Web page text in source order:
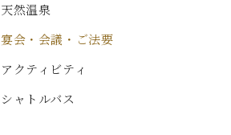
天然温泉
宴会・会議・ご法要
アクティビティ
シャトルバス